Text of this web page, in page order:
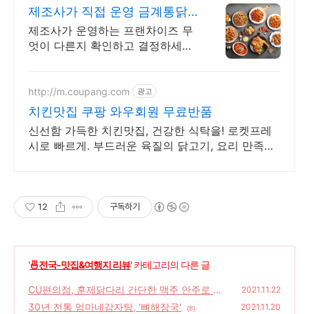
제조사가 직접 운영 금계통닭
합리적 창업 비용 0원창업!
제조사가 운영하는 프랜차이즈 무
엇이 다른지 확인하고 결정하세요!
http://m.coupang.com 광고
치킨맛집 쿠팡 와우회원 무료반품
신선함 가득한 치킨맛집, 건강한 식탁을! 로켓프레
시로 빠르게. 부드러운 육질의 닭고기, 요리 만족도
12 구독하기
'🍜전국-맛집&여행지 리뷰' 카테고리의 다른 글
CU편의점, 훈제닭다리 간단한 맥주 안주로 딱
좋아요!
(18)
2021.11.22
30년 전통 엄마네감자탕, '뼈해장국' (8) 2021.11.20